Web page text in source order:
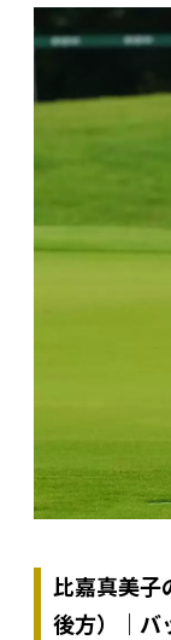
比嘉真美子
後方）｜